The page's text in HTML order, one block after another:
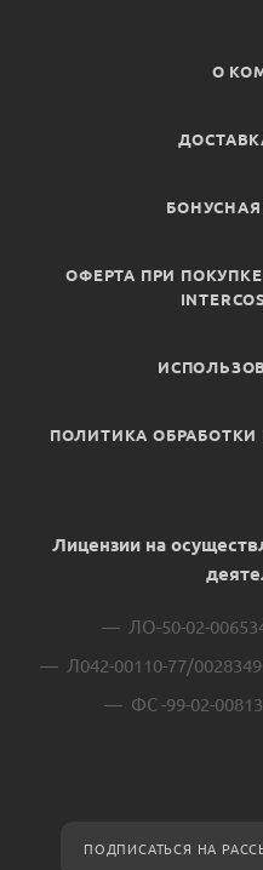
О
ОФЕРТА ПРИ
ПОЛИТИКА
Лицензии на
ЛО-50-02-
Л042-00110-77/
ФС -99-02-
ПОДПИСАТЬСЯ НА